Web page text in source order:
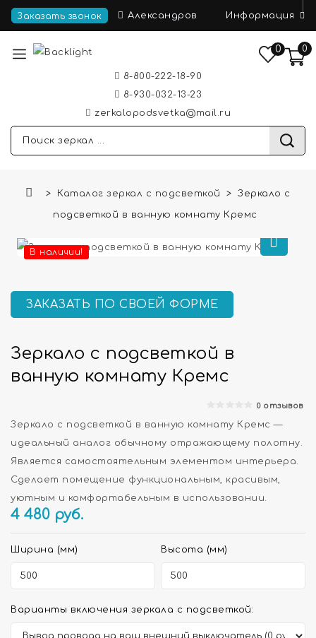
Заказать звонок Александров Информация
0
0
8-800-222-18-90
8-930-032-13-23
zerkalopodsvetka@mail.ru
Каталог зеркал с подсветкой Зеркало с
подсветкой в ванную комнату Кремс
В наличии!
ЗАКАЗАТЬ ПО СВОЕЙ ФОРМЕ
Зеркало с подсветкой в
ванную комнату Кремс
0 отзывов
Зеркало с подсветкой в ванную комнату Кремс —
идеальный аналог обычному отражающему полотну.
Является самостоятельным элементом интерьера.
Сделает помещение функциональным, красивым,
уютным и комфортабельным в использовании.
4 480 руб.
Ширина (мм) Высота (мм)
Варианты включения зеркала с подсветкой: